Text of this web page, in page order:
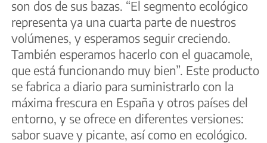
son dos de sus bazas. “El segmento ecológico
representa ya una cuarta parte de nuestros
volúmenes, y esperamos seguir creciendo.
También esperamos hacerlo con el guacamole,
que está funcionando muy bien”. Este producto
se fabrica a diario para suministrarlo con la
máxima frescura en España y otros países del
entorno, y se ofrece en diferentes versiones:
sabor suave y picante, así como en ecológico.